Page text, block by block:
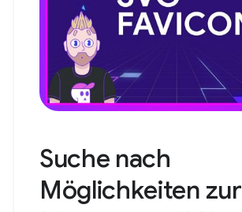
Suche nach
Möglichkeiten zur